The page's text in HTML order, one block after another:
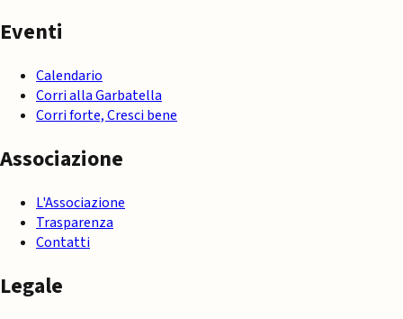
Eventi
Calendario
Corri alla Garbatella
Corri forte, Cresci bene
Associazione
L'Associazione
Trasparenza
Contatti
Legale